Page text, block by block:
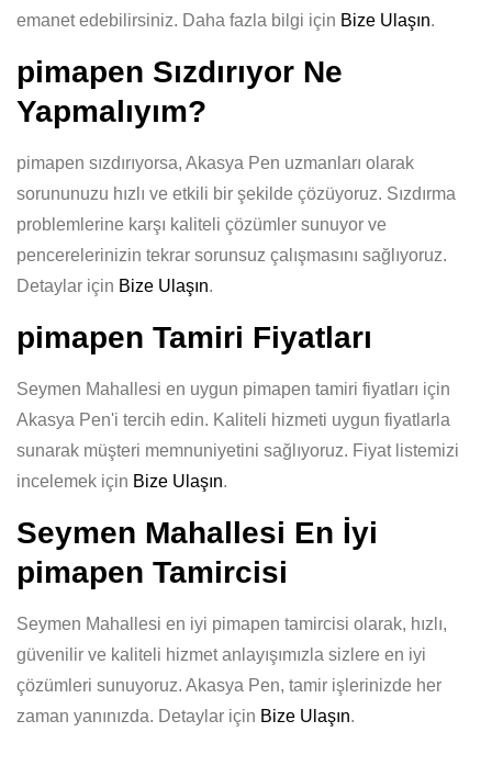
emanet edebilirsiniz. Daha fazla bilgi için Bize Ulaşın.
pimapen Sızdırıyor Ne
Yapmalıyım?
pimapen sızdırıyorsa, Akasya Pen uzmanları olarak
sorununuzu hızlı ve etkili bir şekilde çözüyoruz. Sızdırma
problemlerine karşı kaliteli çözümler sunuyor ve
pencerelerinizin tekrar sorunsuz çalışmasını sağlıyoruz.
Detaylar için Bize Ulaşın.
pimapen Tamiri Fiyatları
Seymen Mahallesi en uygun pimapen tamiri fiyatları için
Akasya Pen'i tercih edin. Kaliteli hizmeti uygun fiyatlarla
sunarak müşteri memnuniyetini sağlıyoruz. Fiyat listemizi
incelemek için Bize Ulaşın.
Seymen Mahallesi En İyi
pimapen Tamircisi
Seymen Mahallesi en iyi pimapen tamircisi olarak, hızlı,
güvenilir ve kaliteli hizmet anlayışımızla sizlere en iyi
çözümleri sunuyoruz. Akasya Pen, tamir işlerinizde her
zaman yanınızda. Detaylar için Bize Ulaşın.